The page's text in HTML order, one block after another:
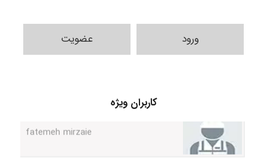
ورود عضویت
کاربران ویژه